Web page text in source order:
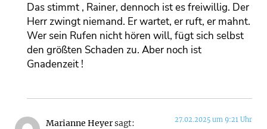
Das stimmt , Rainer, dennoch ist es freiwillig. Der
Herr zwingt niemand. Er wartet, er ruft, er mahnt.
Wer sein Rufen nicht hören will, fügt sich selbst
den größten Schaden zu. Aber noch ist
Gnadenzeit !
Marianne Heyersagt: 27.02.2025 um 9:21 Uhr